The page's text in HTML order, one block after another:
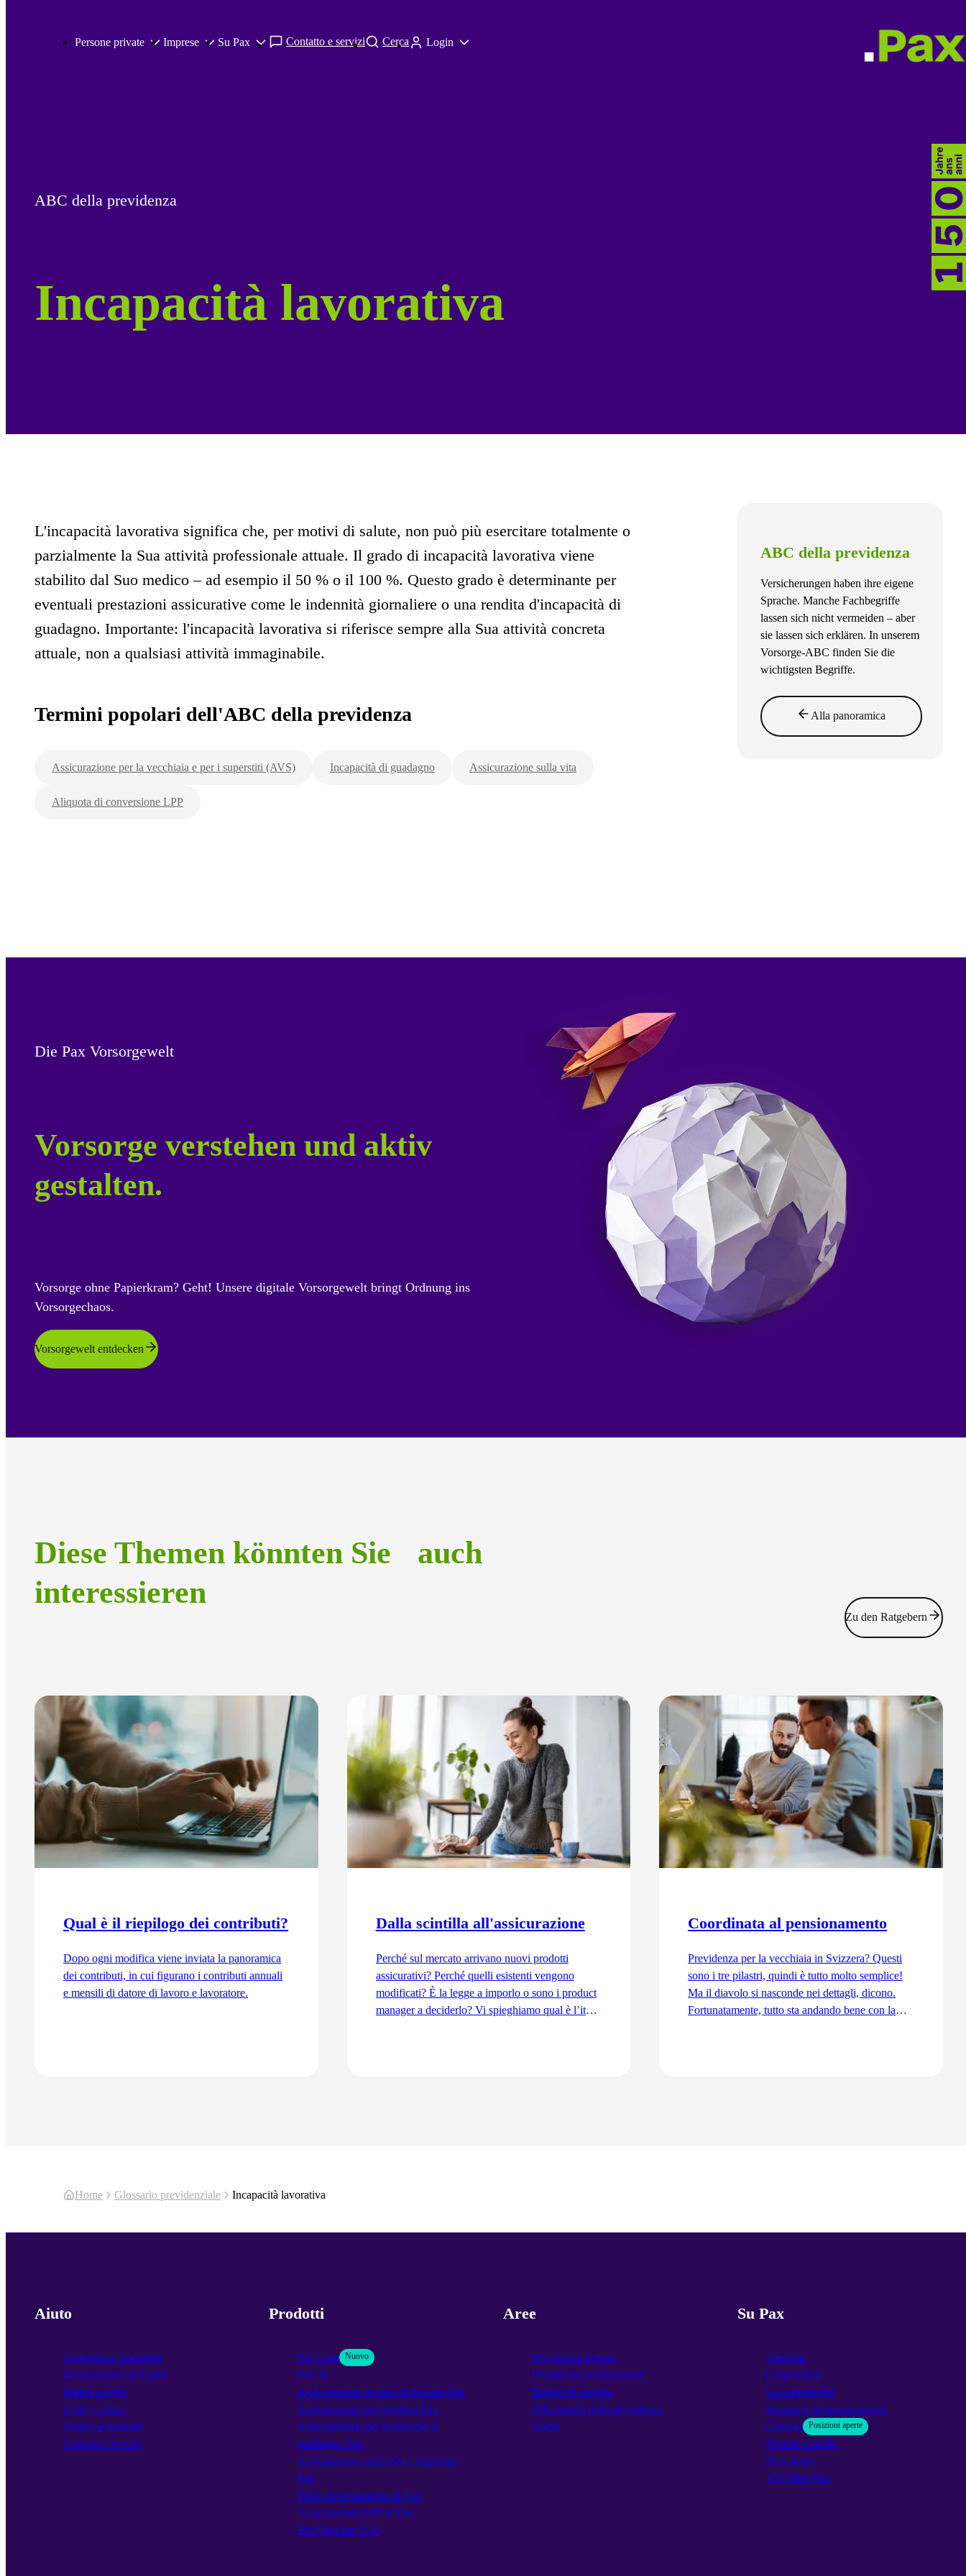
Persone private Imprese Su Pax Contatto e servizi Cerca Login
ABC della previdenza
Incapacità lavorativa
L'incapacità lavorativa significa che, per motivi di salute, non può più esercitare totalmente o
parzialmente la Sua attività professionale attuale. Il grado di incapacità lavorativa viene
stabilito dal Suo medico – ad esempio il 50 % o il 100 %. Questo grado è determinante per
eventuali prestazioni assicurative come le indennità giornaliere o una rendita d'incapacità di
guadagno. Importante: l'incapacità lavorativa si riferisce sempre alla Sua attività concreta
attuale, non a qualsiasi attività immaginabile.
Termini popolari dell'ABC della previdenza
Assicurazione per la vecchiaia e per i superstiti (AVS) Incapacità di guadagno Assicurazione sulla vita
Aliquota di conversione LPP
ABC della previdenza
Versicherungen haben ihre eigene
Sprache. Manche Fachbegriffe
lassen sich nicht vermeiden – aber
sie lassen sich erklären. In unserem
Vorsorge-ABC finden Sie die
wichtigsten Begriffe.
Alla panoramica
Die Pax Vorsorgewelt
Vorsorge verstehen und aktiv
gestalten.
Vorsorge ohne Papierkram? Geht! Unsere digitale Vorsorgewelt bringt Ordnung ins
Vorsorgechaos.
Vorsorgewelt entdecken
Diese Themen könnten Sie auch
interessieren
Qual è il riepilogo dei contributi?
Dopo ogni modifica viene inviata la panoramica
dei contributi, in cui figurano i contributi annuali
e mensili di datore di lavoro e lavoratore.
Dalla scintilla all'assicurazione
Perché sul mercato arrivano nuovi prodotti
assicurativi? Perché quelli esistenti vengono
modificati? È la legge a imporlo o sono i product
manager a deciderlo? Vi spieghiamo qual è l’iter
Coordinata al pensionamento
Previdenza per la vecchiaia in Svizzera? Questi
sono i tre pilastri, quindi è tutto molto semplice!
Ma il diavolo si nasconde nei dettagli, dicono.
Fortunatamente, tutto sta andando bene con la
Zu den Ratgebern
Home Glossario previdenziale Incapacità lavorativa
Aiuto
Consulenza personale
Informazioni sui Fondi
Portali e login
Lode e critica
Centro download
Contatti e Servizi
Prodotti
Pax Care Nuovo
Pax 3a
Assicurazione in caso di decesso Pax
Assicurazione per bambini Pax
Assicurazione per incapacità di
guadagno Pax
Assicurazione sulla vita e risparmio
Pax
Piano di versamento di Pax
Assicurazioni LPP di Pax
Pax DuoStar LLP
Aree
Previdenza privata
Previdenza professionale
Partner di vendita
Alla mondo della previdenza
Guida
Su Pax
Azienda
Cooperativa
La sostenibilità
Ingaggi e sponsorizzazioni
Carriera
Posizioni aperte
Notizie e media
Newsletter
150 Jahre Pax